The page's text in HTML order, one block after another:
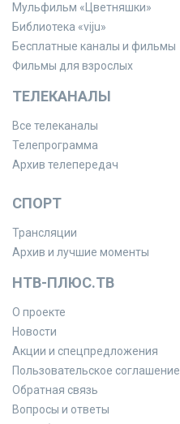
Мульфильм «Цветняшки»
Библиотека «viju»
Бесплатные каналы и фильмы
Фильмы для взрослых
ТЕЛЕКАНАЛЫ
Все телеканалы
Телепрограмма
Архив телепередач
СПОРТ
Трансляции
Архив и лучшие моменты
НТВ-ПЛЮС.ТВ
О проекте
Новости
Акции и спецпредложения
Пользовательское соглашение
Обратная связь
Вопросы и ответы